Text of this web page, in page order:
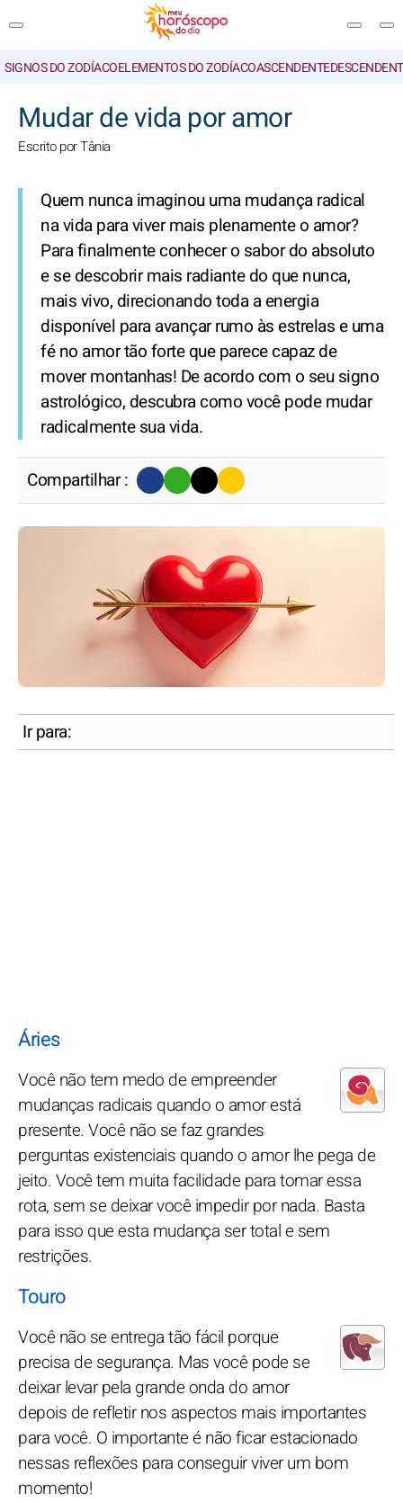
SIGNOS DO ZODÍACOELEMENTOS DO ZODÍACOASCENDENTE
Mudar de vida por amor
Escrito por Tânia
Quem nunca imaginou uma mudança radical
na vida para viver mais plenamente o amor?
Para finalmente conhecer o sabor do absoluto
e se descobrir mais radiante do que nunca,
mais vivo, direcionando toda a energia
disponível para avançar rumo às estrelas e uma
fé no amor tão forte que parece capaz de
mover montanhas! De acordo com o seu signo
astrológico, descubra como você pode mudar
radicalmente sua vida.
Compartilhar :
Ir para:
Áries
Você não tem medo de empreender
mudanças radicais quando o amor está
presente. Você não se faz grandes
perguntas existenciais quando o amor lhe pega de
jeito. Você tem muita facilidade para tomar essa
rota, sem se deixar você impedir por nada. Basta
para isso que esta mudança ser total e sem
restrições.
Touro
Você não se entrega tão fácil porque
precisa de segurança. Mas você pode se
deixar levar pela grande onda do amor
depois de refletir nos aspectos mais importantes
para você. O importante é não ficar estacionado
nessas reflexões para conseguir viver um bom
momento!